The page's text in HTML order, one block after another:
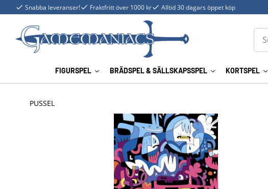
Snabba leveranser! Fraktfritt över 1000 kr Alltid 30 dagars öppet köp
FIGURSPEL BRÄDSPEL & SÄLLSKAPSSPEL KORTSPEL
PUSSEL